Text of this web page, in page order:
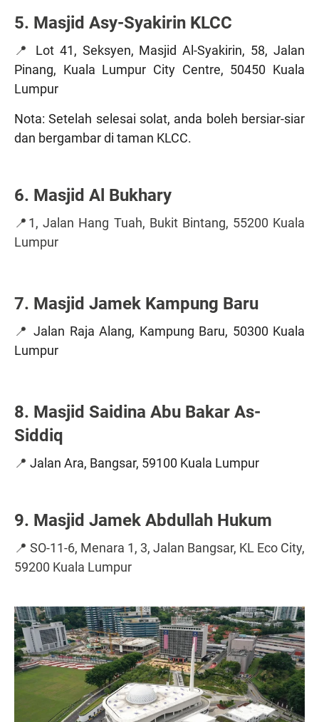
5. Masjid Asy-Syakirin KLCC
📍 Lot 41, Seksyen, Masjid Al-Syakirin, 58, Jalan
Pinang, Kuala Lumpur City Centre, 50450 Kuala
Lumpur
Nota: Setelah selesai solat, anda boleh bersiar-siar
dan bergambar di taman KLCC.
6. Masjid Al Bukhary
📍1, Jalan Hang Tuah, Bukit Bintang, 55200 Kuala
Lumpur
7. Masjid Jamek Kampung Baru
📍 Jalan Raja Alang, Kampung Baru, 50300 Kuala
Lumpur
8. Masjid Saidina Abu Bakar As-
Siddiq
📍 Jalan Ara, Bangsar, 59100 Kuala Lumpur
9. Masjid Jamek Abdullah Hukum
📍 SO-11-6, Menara 1, 3, Jalan Bangsar, KL Eco City,
59200 Kuala Lumpur